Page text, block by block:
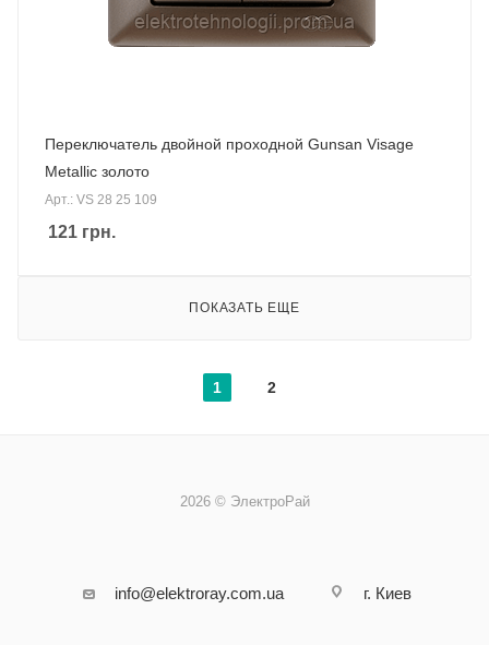
Переключатель двойной проходной Gunsan Visage
Metallic золото
Арт.: VS 28 25 109
121 грн.
ПОКАЗАТЬ ЕЩЕ
1 2
2026 © ЭлектроРай
info@elektroray.com.ua г. Киев